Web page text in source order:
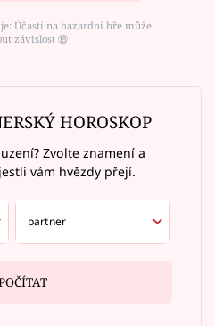
Účastí na hazardní hře může
závislost ⑱
HOROSKOP
Zvolte znamení a
vám hvězdy přejí.